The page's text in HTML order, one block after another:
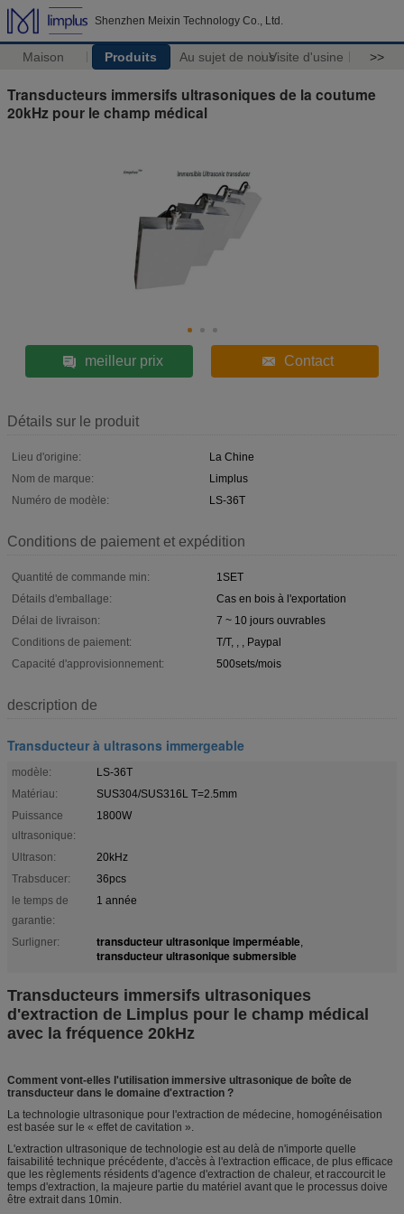
Shenzhen Meixin Technology Co., Ltd.
Maison Produits Au sujet de nousVisite d'usine >>
Transducteurs immersifs ultrasoniques de la coutume
20kHz pour le champ médical
meilleur prix Contact
Détails sur le produit
Lieu d'origine:
La Chine
Nom de marque:
Limplus
Numéro de modèle:
LS-36T
Conditions de paiement et expédition
Quantité de commande min:
1SET
Détails d'emballage:
Cas en bois à l'exportation
Délai de livraison:
7 ~ 10 jours ouvrables
Conditions de paiement:
T/T, , , Paypal
Capacité d'approvisionnement:
500sets/mois
description de
Transducteur à ultrasons immergeable
modèle:
LS-36T
Matériau:
SUS304/SUS316L T=2.5mm
Puissance
ultrasonique:
1800W
Ultrason:
20kHz
Trabsducer:
36pcs
le temps de
garantie:
1 année
Surligner: transducteur ultrasonique imperméable,
transducteur ultrasonique submersible
Transducteurs immersifs ultrasoniques
d'extraction de Limplus pour le champ médical
avec la fréquence 20kHz
Comment vont-elles l'utilisation immersive ultrasonique de boîte de
transducteur dans le domaine d'extraction ?
La technologie ultrasonique pour l'extraction de médecine, homogénéisation
est basée sur le « effet de cavitation ».
L'extraction ultrasonique de technologie est au delà de n'importe quelle
faisabilité technique précédente, d'accès à l'extraction efficace, de plus efficace
que les règlements résidents d'agence d'extraction de chaleur, et raccourcit le
temps d'extraction, la majeure partie du matériel avant que le processus doive
être extrait dans 10min.